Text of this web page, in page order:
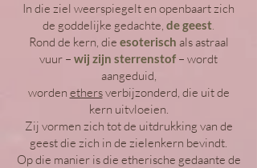
In die ziel weerspiegelt en openbaart zich
de goddelijke gedachte, de geest.
Rond de kern, die esoterisch als astraal
vuur – wij zijn sterrenstof – wordt
aangeduid,
worden ethersverbijzonderd, die uit de
kern uitvloeien.
Zij vormen zich tot de uitdrukking van de
geest die zich in de zielenkern bevindt.
Op die manier is die etherische gedaante de